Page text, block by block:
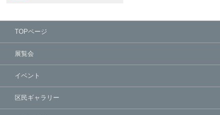
TOPページ
展覧会
イベント
区民ギャラリー